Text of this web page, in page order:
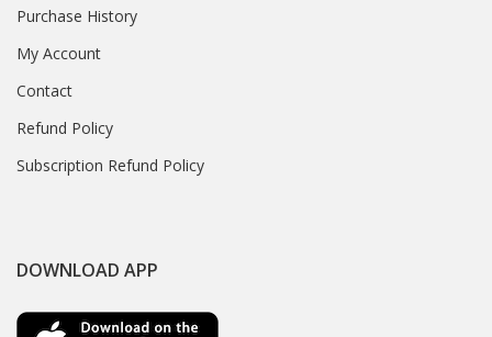
Purchase History
My Account
Contact
Refund Policy
Subscription Refund Policy
DOWNLOAD APP